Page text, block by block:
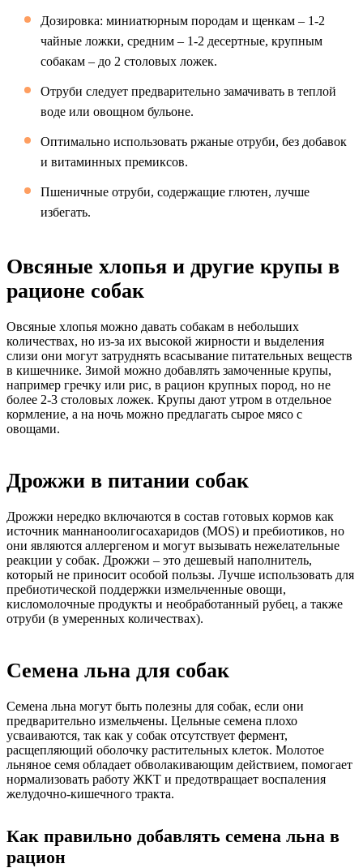
Дозировка: миниатюрным породам и щенкам – 1-2
чайные ложки, средним – 1-2 десертные, крупным
собакам – до 2 столовых ложек.
Отруби следует предварительно замачивать в теплой
воде или овощном бульоне.
Оптимально использовать ржаные отруби, без добавок
и витаминных премиксов.
Пшеничные отруби, содержащие глютен, лучше
избегать.
Овсяные хлопья и другие крупы в
рационе собак
Овсяные хлопья можно давать собакам в небольших
количествах, но из-за их высокой жирности и выделения
слизи они могут затруднять всасывание питательных веществ
в кишечнике. Зимой можно добавлять замоченные крупы,
например гречку или рис, в рацион крупных пород, но не
более 2-3 столовых ложек. Крупы дают утром в отдельное
кормление, а на ночь можно предлагать сырое мясо с
овощами.
Дрожжи в питании собак
Дрожжи нередко включаются в состав готовых кормов как
источник маннаноолигосахаридов (MOS) и пребиотиков, но
они являются аллергеном и могут вызывать нежелательные
реакции у собак. Дрожжи – это дешевый наполнитель,
который не приносит особой пользы. Лучше использовать для
пребиотической поддержки измельченные овощи,
кисломолочные продукты и необработанный рубец, а также
отруби (в умеренных количествах).
Семена льна для собак
Семена льна могут быть полезны для собак, если они
предварительно измельчены. Цельные семена плохо
усваиваются, так как у собак отсутствует фермент,
расщепляющий оболочку растительных клеток. Молотое
льняное семя обладает обволакивающим действием, помогает
нормализовать работу ЖКТ и предотвращает воспаления
желудочно-кишечного тракта.
Как правильно добавлять семена льна в
рацион